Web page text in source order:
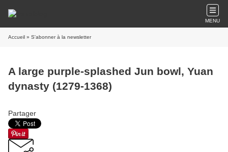
MENU
Accueil » S'abonner à la newsletter
A large purple-splashed Jun bowl, Yuan
dynasty (1279-1368)
Partager